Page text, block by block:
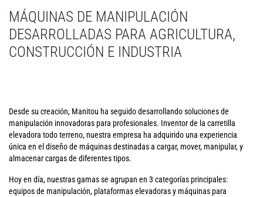
MÁQUINAS DE MANIPULACIÓN
DESARROLLADAS PARA AGRICULTURA,
CONSTRUCCIÓN E INDUSTRIA
Desde su creación, Manitou ha seguido desarrollando soluciones de
manipulación innovadoras para profesionales. Inventor de la carretilla
elevadora todo terreno, nuestra empresa ha adquirido una experiencia
única en el diseño de máquinas destinadas a cargar, mover, manipular, y
almacenar cargas de diferentes tipos.
Hoy en día, nuestras gamas se agrupan en 3 categorías principales:
equipos de manipulación, plataformas elevadoras y máquinas para